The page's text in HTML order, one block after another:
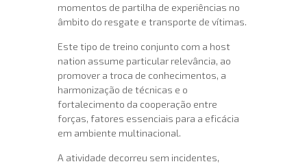
momentos de partilha de experiências no
âmbito do resgate e transporte de vítimas.
Este tipo de treino conjunto com a host
nation assume particular relevância, ao
promover a troca de conhecimentos, a
harmonização de técnicas e o
fortalecimento da cooperação entre
forças, fatores essenciais para a eficácia
em ambiente multinacional.
A atividade decorreu sem incidentes,